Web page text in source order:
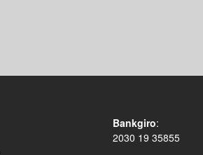
Bankgiro:
2030 19 35855